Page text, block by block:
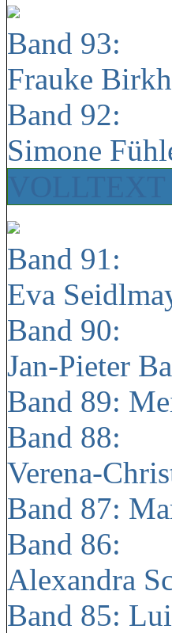
Band 93:
Frauke
Band 92:
Simone
Band 91:
Eva
Band 90:
Jan-Pieter
Band 89:
Band 88:
Verena-
Band 87:
Band 86:
Alexandra
Band 85: